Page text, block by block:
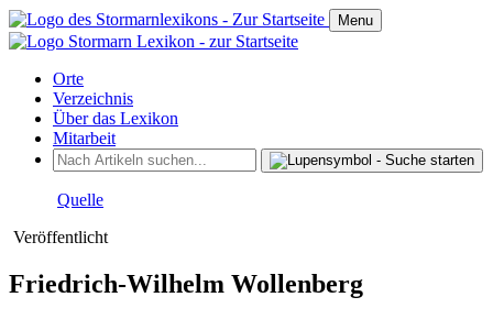
Menu
Orte
Verzeichnis
Über das Lexikon
Mitarbeit
Quelle
Veröffentlicht
Friedrich-Wilhelm Wollenberg